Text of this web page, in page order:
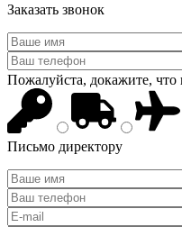
Заказать звонок
Пожалуйста, докажите, что
Письмо директору